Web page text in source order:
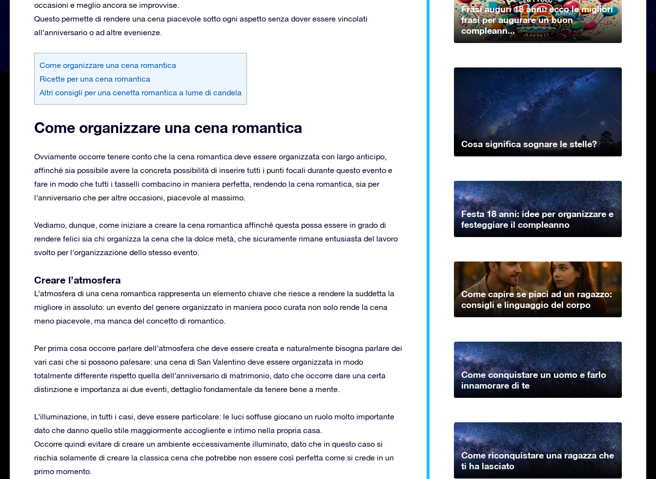
occasioni e meglio ancora se improvvise.
Questo permette di rendere una cena piacevole sotto ogni aspetto senza dover essere vincolati
all’anniversario o ad altre evenienze.
Come organizzare una cena romantica
Ricette per una cena romantica
Altri consigli per una cenetta romantica a lume di candela
Come organizzare una cena romantica
Ovviamente occorre tenere conto che la cena romantica deve essere organizzata con largo anticipo,
affinché sia possibile avere la concreta possibilità di inserire tutti i punti focali durante questo evento e
fare in modo che tutti i tasselli combacino in maniera perfetta, rendendo la cena romantica, sia per
l’anniversario che per altre occasioni, piacevole al massimo.
Vediamo, dunque, come iniziare a creare la cena romantica affinché questa possa essere in grado di
rendere felici sia chi organizza la cena che la dolce metà, che sicuramente rimane entusiasta del lavoro
svolto per l’organizzazione dello stesso evento.
Creare l’atmosfera
L’atmosfera di una cena romantica rappresenta un elemento chiave che riesce a rendere la suddetta la
migliore in assoluto: un evento del genere organizzato in maniera poco curata non solo rende la cena
meno piacevole, ma manca del concetto di romantico.
Per prima cosa occorre parlare dell’atmosfera che deve essere creata e naturalmente bisogna parlare dei
vari casi che si possono palesare: una cena di San Valentino deve essere organizzata in modo
totalmente differente rispetto quella dell’anniversario di matrimonio, dato che occorre dare una certa
distinzione e importanza ai due eventi, dettaglio fondamentale da tenere bene a mente.
L’illuminazione, in tutti i casi, deve essere particolare: le luci soffuse giocano un ruolo molto importante
dato che danno quello stile maggiormente accogliente e intimo nella propria casa.
Occorre quindi evitare di creare un ambiente eccessivamente illuminato, dato che in questo caso si
rischia solamente di creare la classica cena che potrebbe non essere così perfetta come si crede in un
primo momento.
Frasi auguri 18 anni: ecco le migliori
frasi per augurare un buon
compleann...
Cosa significa sognare le stelle?
Festa 18 anni: idee per organizzare e
festeggiare il compleanno
Come capire se piaci ad un ragazzo:
consigli e linguaggio del corpo
Come conquistare un uomo e farlo
innamorare di te
Come riconquistare una ragazza che
ti ha lasciato